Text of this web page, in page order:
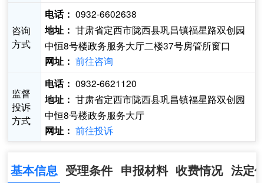
咨询
方式
电话： 0932-6602638
地址： 甘肃省定西市陇西县巩昌镇福星路双创园
中恒8号楼政务服务大厅二楼37号房管所窗口
网址： 前往咨询
监督
投诉
方式
电话： 0932-6621120
地址： 甘肃省定西市陇西县巩昌镇福星路双创园
中恒8号楼政务服务大厅
网址： 前往投诉
基本信息 受理条件 申报材料 收费情况 法定